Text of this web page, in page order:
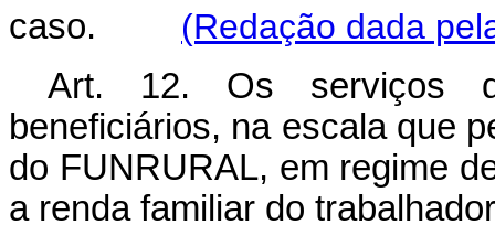
caso.
(Redação dada
Art. 12. Os serviços
beneficiários, na escala que
do FUNRURAL, em regime
a renda familiar do